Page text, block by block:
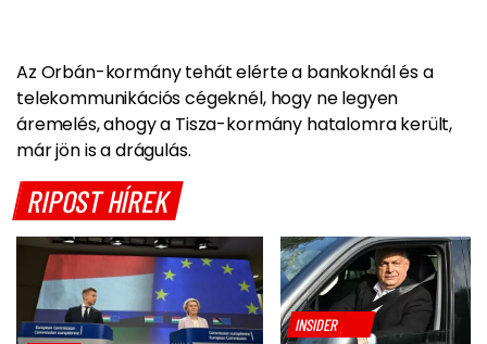
Az Orbán-kormány tehát elérte a bankoknál és a
telekommunikációs cégeknél, hogy ne legyen
áremelés, ahogy a Tisza-kormány hatalomra került,
már jön is a drágulás.
RIPOST HÍREK
INSIDER